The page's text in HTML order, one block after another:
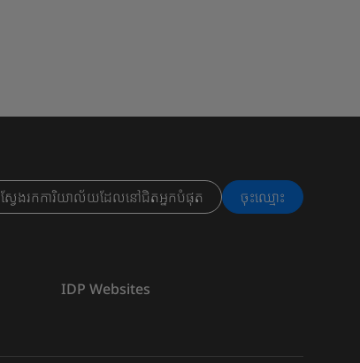
ស្វែងរកការិយាល័យដែលនៅជិតអ្នកបំផុត ចុះ​ឈ្មោះ
IDP Websites